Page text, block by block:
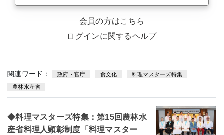
会員の方はこちら
ログインに関するヘルプ
関連ワード： 政府・官庁 食文化 料理マスターズ特集
農林水産省
◆料理マスターズ特集：第15回農林水
産省料理人顕彰制度「料理マスター